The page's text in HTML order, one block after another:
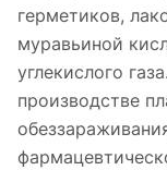
герметиков,
муравьиной
углекислого
производстве